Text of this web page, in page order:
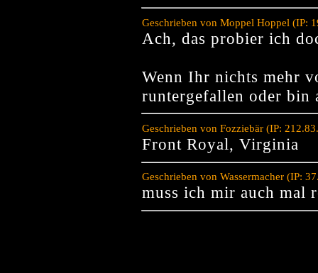
Geschrieben von Moppel Hoppel (IP:
Ach, das probier ich
Wenn Ihr nichts mehr
runtergefallen oder bin
Geschrieben von Fozziebär (IP:
Front Royal, Virginia
Geschrieben von Wassermacher (IP:
muss ich mir auch mal